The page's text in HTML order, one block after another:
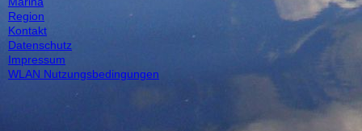
Region
Kontakt
Datenschutz
Impressum
WLAN Nutzungsbedingungen